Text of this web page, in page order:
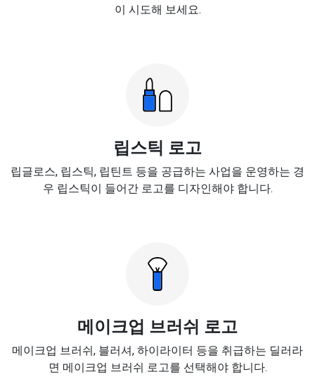
이 시도해 보세요.
립스틱 로고
립글로스, 립스틱, 립틴트 등을 공급하는 사업을 운영하는 경
우 립스틱이 들어간 로고를 디자인해야 합니다.
메이크업 브러쉬 로고
메이크업 브러쉬, 블러셔, 하이라이터 등을 취급하는 딜러라
면 메이크업 브러쉬 로고를 선택해야 합니다.